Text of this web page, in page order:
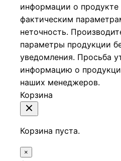
информации о продукте
фактическим
неточность.
параметры продукции
уведомления. Просьба
информацию о
наших менеджеров.
Корзина
Корзина пуста.
×